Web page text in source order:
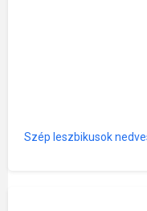
Szép leszbikusok